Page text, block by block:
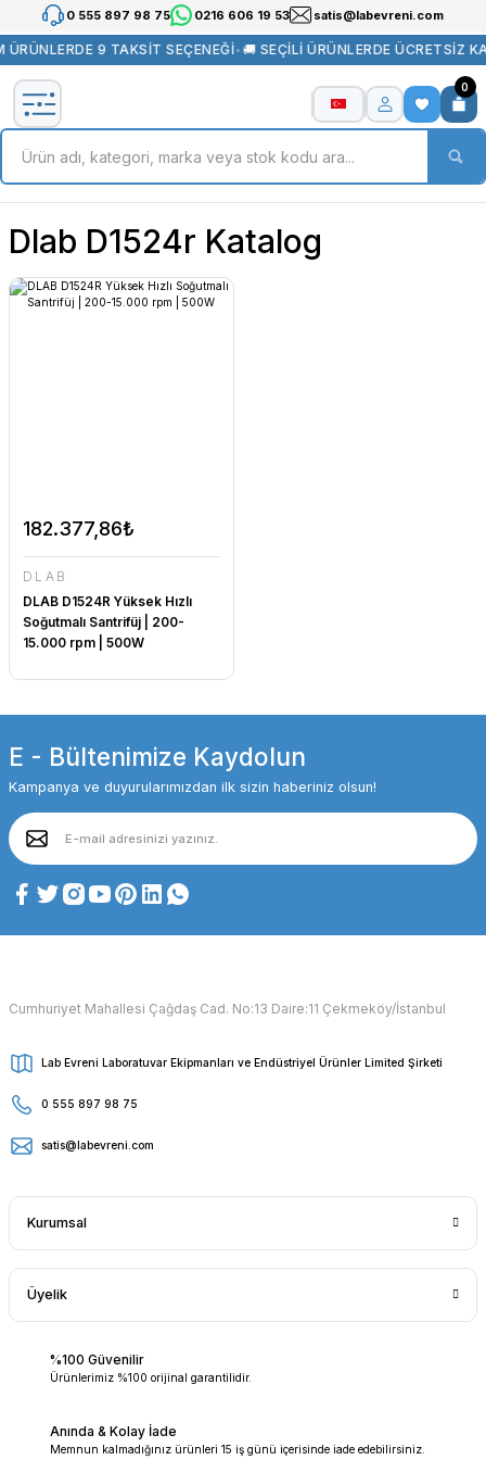
0 555 897 98 75 0216 606 19 53 satis@labevreni.com
9 TAKSİT SEÇENEĞİ•🚚 SEÇİLİ ÜRÜNLERDE ÜCRETSİZ
0
Dlab D1524r Katalog
182.377,86₺
DLAB
DLAB D1524R Yüksek Hızlı
Soğutmalı Santrifüj | 200-
15.000 rpm | 500W
E - Bültenimize Kaydolun
Kampanya ve duyurularımızdan ilk sizin haberiniz olsun!
Cumhuriyet Mahallesi Çağdaş Cad. No:13 Daire:11 Çekmeköy/İstanbul
Lab Evreni Laboratuvar Ekipmanları ve Endüstriyel Ürünler Limited Şirketi
0 555 897 98 75
satis@labevreni.com
Kurumsal
Üyelik
%100 Güvenilir
Ürünlerimiz %100 orijinal garantilidir.
Anında & Kolay İade
Memnun kalmadığınız ürünleri 15 iş günü içerisinde iade edebilirsiniz.